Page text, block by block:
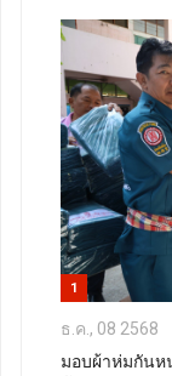
1
ธ.ค., 08 2568
มอบผ้าห่มกันห